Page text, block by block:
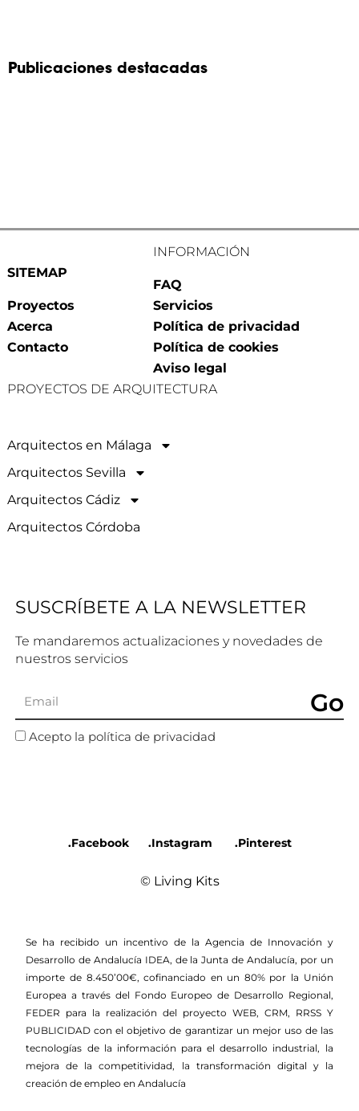
Publicaciones destacadas
SITEMAP
Proyectos
Acerca
Contacto
INFORMACIÓN
FAQ
Servicios
Política de privacidad
Política de cookies
Aviso legal
PROYECTOS DE ARQUITECTURA
Arquitectos en Málaga
Arquitectos Sevilla
Arquitectos Cádiz
Arquitectos Córdoba
SUSCRÍBETE A LA NEWSLETTER
Te mandaremos actualizaciones y novedades de
nuestros servicios
Acepto la política de privacidad
Go
© Living Kits
.Facebook .Instagram .Pinterest
Se ha recibido un incentivo de la Agencia de Innovación y
Desarrollo de Andalucía IDEA, de la Junta de Andalucía, por un
importe de 8.450’00€, cofinanciado en un 80% por la Unión
Europea a través del Fondo Europeo de Desarrollo Regional,
FEDER para la realización del proyecto WEB, CRM, RRSS Y
PUBLICIDAD con el objetivo de garantizar un mejor uso de las
tecnologías de la información para el desarrollo industrial, la
mejora de la competitividad, la transformación digital y la
creación de empleo en Andalucía